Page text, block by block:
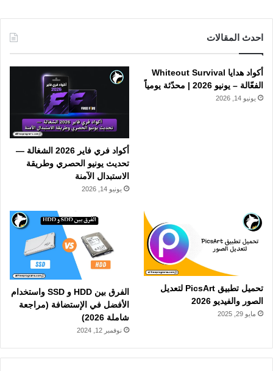
احدث المقالات
أكواد هدايا Whiteout Survival
الفعّالة – يونيو 2026 | محدّثة يومياً
يونيو 14, 2026
أكواد فري فاير 2026 الشغالة —
تحديث يونيو الحصري وطريقة
الاستبدال الآمنة
يونيو 14, 2026
تحميل تطبيق PicsArt لتعديل
الصور والفيديو 2026
مايو 29, 2025
الفرق بين HDD و SSD واستخدام
الأفضل في الإستضافة (مراجعة
شاملة 2026)
نوفمبر 12, 2024